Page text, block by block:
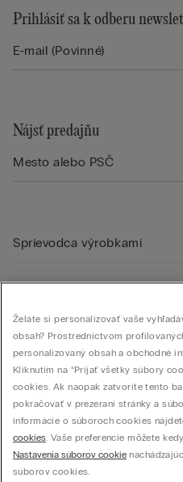
Prihlásiť sa k odberu
Nájsť predajňu
Sprievodca výrobkami
Právna oblasť
Firma
Želáte si personalizovať vaše
obsah? Prostredníctvom
personalizovaný obsah a obchodné
Kliknutím na “Prijať všetky súbory
cookies. Ak naopak zatvoríte tento
pokračovať v prezeraní stránky a
informácie o súboroch cookies
cookies. Vaše preferencie môžete
Nastavenia súborov cookie
súborov cookies.